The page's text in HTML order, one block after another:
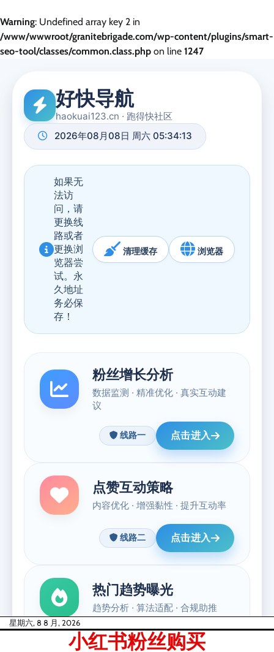
Warning: Undefined array key 2 in
/www/wwwroot/granitebrigade.com/wp-content/plugins/smart-
seo-tool/classes/common.class.php on line 1247
Skip星期六, 8 8 月, 2026
小红书粉丝购买